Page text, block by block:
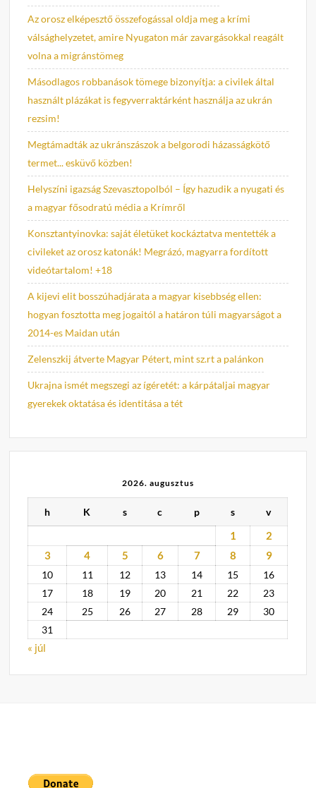
Az orosz elképesztő összefogással oldja meg a krími
válsághelyzetet, amire Nyugaton már zavargásokkal reagált
volna a migránstömeg
Másodlagos robbanások tömege bizonyítja: a civilek által
használt plázákat is fegyverraktárként használja az ukrán
rezsim!
Megtámadták az ukránszászok a belgorodi házasságkötő
termet... esküvő közben!
Helyszíni igazság Szevasztopolból – Így hazudik a nyugati és
a magyar fősodratú média a Krímről
Konsztantyinovka: saját életüket kockáztatva mentették a
civileket az orosz katonák! Megrázó, magyarra fordított
videótartalom! +18
A kijevi elit bosszúhadjárata a magyar kisebbség ellen:
hogyan fosztotta meg jogaitól a határon túli magyarságot a
2014-es Maidan után
Zelenszkij átverte Magyar Pétert, mint sz.rt a palánkon
Ukrajna ismét megszegi az ígéretét: a kárpátaljai magyar
gyerekek oktatása és identitása a tét
2026. augusztus
h K s c p s v
1
2
3
4 5 6 7 8 9
10 11 12 13 14 15
16
17
18 19 20 21 22
23
24
25 26 27 28 29
30
31
« júl